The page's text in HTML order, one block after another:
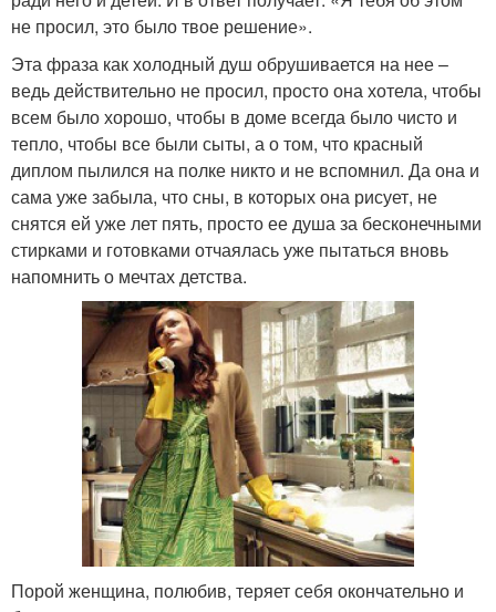
не просил, это было твое решение».
Эта фраза как холодный душ обрушивается на нее –
ведь действительно не просил, просто она хотела, чтобы
всем было хорошо, чтобы в доме всегда было чисто и
тепло, чтобы все были сыты, а о том, что красный
диплом пылился на полке никто и не вспомнил. Да она и
сама уже забыла, что сны, в которых она рисует, не
снятся ей уже лет пять, просто ее душа за бесконечными
стирками и готовками отчаялась уже пытаться вновь
напомнить о мечтах детства.
Порой женщина, полюбив, теряет себя окончательно и